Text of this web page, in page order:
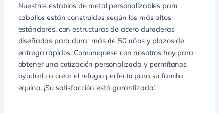
Nuestros establos de metal personalizables para
caballos están construidos según los más altos
estándares, con estructuras de acero duraderas
diseñadas para durar más de 50 años y plazos de
entrega rápidos. Comuníquese con nosotros hoy para
obtener una cotización personalizada y permítanos
ayudarlo a crear el refugio perfecto para su familia
equina. ¡Su satisfacción está garantizada!